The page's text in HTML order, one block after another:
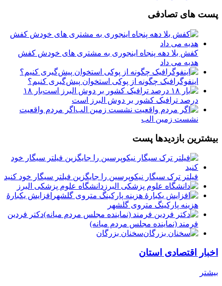
پست های تصادفی
کفش بلا دهه پنجاه اینجوری به مشتری های خودش کفش
هدیه می داد
اینفوگرافیک چگونه از پوکی استخوان پیش‌گیری کنیم؟
️بار ۱۸
درصد ترافیک کشور بر دوش البرز است
اگر مردم واقعیت
نشست زمین الب
بیشترین بازدیدها پست
فیلتر ترک سیگار نیکوپرسین را جایگزین فیلتر سیگار خود کنید
دانشگاه علوم پزشکی البرز
افزایش یکبارۀ
هزینه پارکینگ متروی گلشهر
دكتر فردين
فرمند (نماينده مجلس مردم میانه)
سخنان بزرگان
اخبار اقتصادی استان
بیشتر